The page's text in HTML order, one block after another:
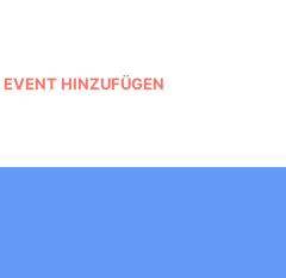
EVENT HINZUFÜGEN